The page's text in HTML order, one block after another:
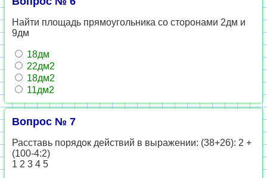
Найти площадь прямоугольника со сторонами 2дм и
9дм
18дм
22дм2
18дм2
11дм2
Вопрос № 7
Расставь порядок действий в выражении: (38+26): 2 +
(100-4:2)
1 2 3 4 5